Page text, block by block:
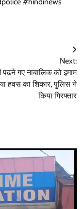
#hindinews
Next:
गए नाबालिक को इमाम
हवस का शिकार, पुलिस ने
किया गिरफ्तार